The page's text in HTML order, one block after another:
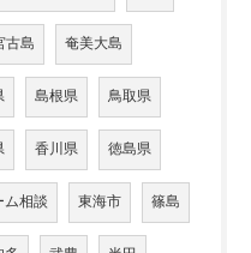
古島 奄美大島
島根県 鳥取県
香川県 徳島県
ム相談 東海市 篠島